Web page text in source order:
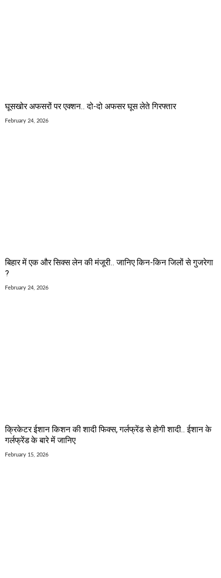
घूसखोर अफसरों पर एक्शन.. दो-दो अफसर घूस लेते गिरफ्तार
February 24, 2026
बिहार में एक और सिक्स लेन की मंजूरी.. जानिए किन-किन जिलों से गुजरेगा
?
February 24, 2026
क्रिकेटर ईशान किशन की शादी फिक्स, गर्लफ्रेंड से होगी शादी.. ईशान के
गर्लफ्रेंड के बारे में जानिए
February 15, 2026